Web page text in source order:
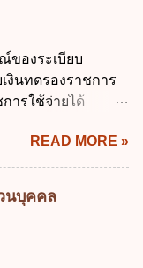
านศึกษายังมิไ...
รศึกษา ค. กิจการ
ราชบัญญัติคุ้มครอง
ใช้บังคับตั้งแต่วัน
ข. 27 พฤษภาคม
คคลหรือนิติบุคคล
กี่ยวกับการเก็บ
อมูลส่วนบุคคล" คือ
ควบคุมข้อมูลส่วน
ของระเบียบ
งินทดรองราชการ
ารใช้จ่ายได้
าชการเพื่อรองจ่าย
ากต่างประเทศ ค.
ารเงินการคลังตาม
ง. สนับสนุนการให้
ป็นเร่งด่วนที่ไม่
งบประมาณได้ ข้อ
READ MORE »
นบุคคล